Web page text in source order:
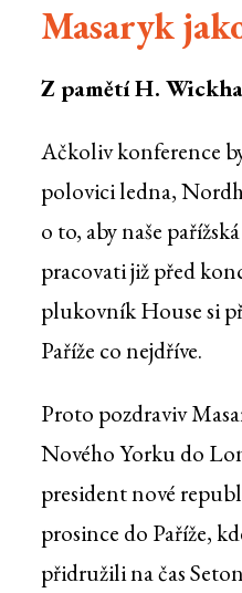
Masaryk
Z pamětí H.
Ačkoliv konference
polovici ledna,
o to, aby naše
pracovati již před
plukovník House si
Paříže co nejdříve.
Proto pozdraviv
Nového Yorku do
president nové
prosince do Paříže,
přidružili na čas